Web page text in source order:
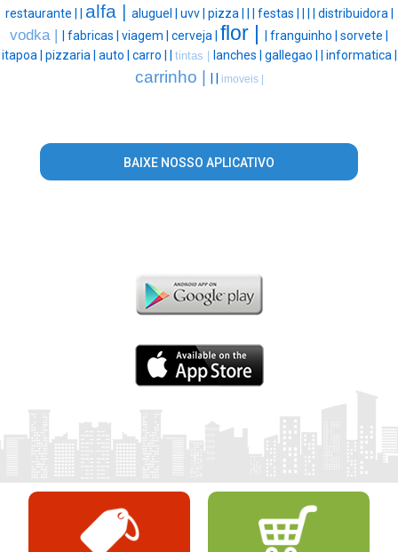
restaurante |
alfa | aluguel | uvv | pizza | festas | distribuidora |
vodka | fabricas | viagem | cerveja | flor | franguinho | sorvete |
itapoa | pizzaria | auto | carro | tintas | lanches | gallegao | informatica |
carrinho | imoveis |
BAIXE NOSSO APLICATIVO